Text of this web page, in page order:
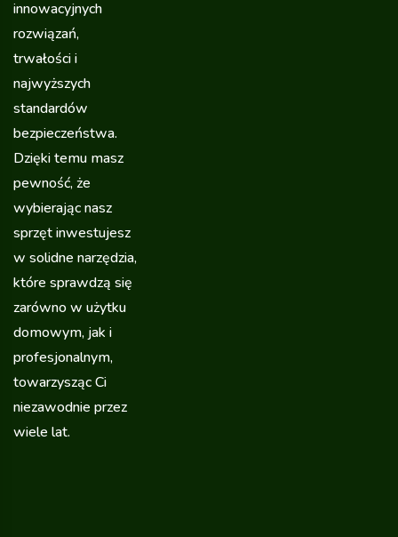
innowacyjnych
rozwiązań,
trwałości i
najwyższych
standardów
bezpieczeństwa.
Dzięki temu masz
pewność, że
wybierając nasz
sprzęt inwestujesz
w solidne narzędzia,
które sprawdzą się
zarówno w użytku
domowym, jak i
profesjonalnym,
towarzysząc Ci
niezawodnie przez
wiele lat.